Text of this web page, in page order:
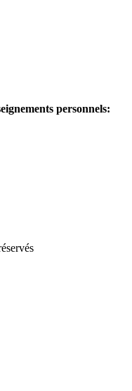
personnels: